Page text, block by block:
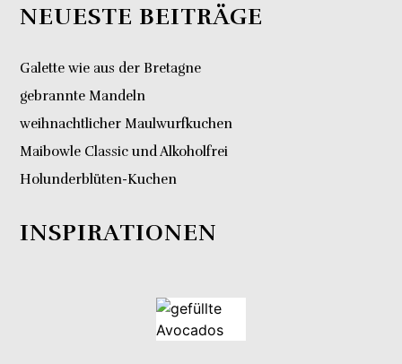
NEUESTE BEITRÄGE
Galette wie aus der Bretagne
gebrannte Mandeln
weihnachtlicher Maulwurfkuchen
Maibowle Classic und Alkoholfrei
Holunderblüten-Kuchen
INSPIRATIONEN